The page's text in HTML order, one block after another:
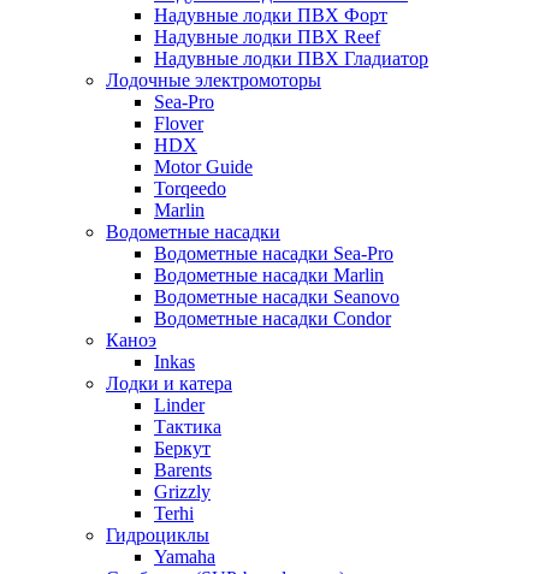
Надувные лодки ПВХ Форт
Надувные лодки ПВХ Reef
Надувные лодки ПВХ Гладиатор
Лодочные электромоторы
Sea-Pro
Flover
HDX
Motor Guide
Torqeedo
Marlin
Водометные насадки
Водометные насадки Sea-Pro
Водометные насадки Marlin
Водометные насадки Seanovo
Водометные насадки Condor
Каноэ
Inkas
Лодки и катера
Linder
Тактика
Беркут
Barents
Grizzly
Terhi
Гидроциклы
Yamaha